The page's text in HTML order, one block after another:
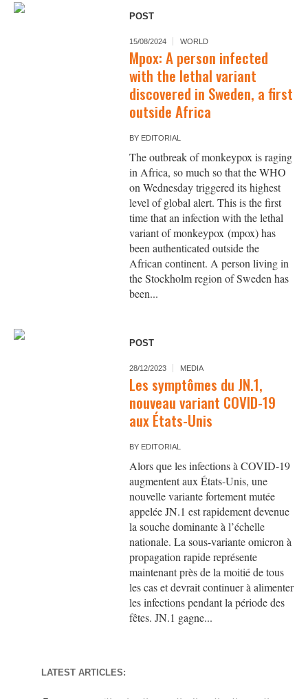
POST
15/08/2024 WORLD
Mpox: A person infected
with the lethal variant
discovered in Sweden, a first
outside Africa
BY EDITORIAL
The outbreak of monkeypox is raging
in Africa, so much so that the WHO
on Wednesday triggered its highest
level of global alert. This is the first
time that an infection with the lethal
variant of monkeypox (mpox) has
been authenticated outside the
African continent. A person living in
the Stockholm region of Sweden has
been...
POST
28/12/2023 MEDIA
Les symptômes du JN.1,
nouveau variant COVID-19
aux États-Unis
BY EDITORIAL
Alors que les infections à COVID-19
augmentent aux États-Unis, une
nouvelle variante fortement mutée
appelée JN.1 est rapidement devenue
la souche dominante à l’échelle
nationale. La sous-variante omicron à
propagation rapide représente
maintenant près de la moitié de tous
les cas et devrait continuer à alimenter
les infections pendant la période des
fêtes. JN.1 gagne...
LATEST ARTICLES: